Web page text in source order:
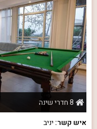
8 חדרי שינה
איש קשר: יניב